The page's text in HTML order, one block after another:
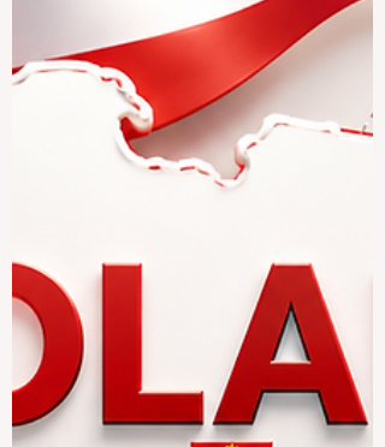
europäische Bildungserfahrung mit
Geschichte, Musik, Wissenschaft, Natur
und internationalem Austausch erlebt.
Viele Studierende stellen